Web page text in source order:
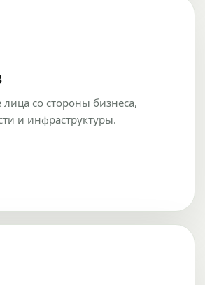
со стороны бизнеса,
и инфраструктуры.